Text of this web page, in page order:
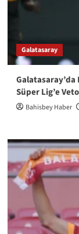
Galatasaray
Galatasaray’da
Süper Lig’e
Bahisbey Haber